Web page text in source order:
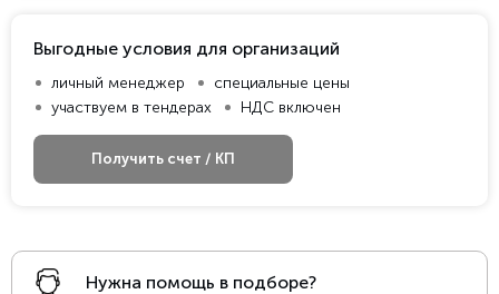
Нужна помощь в подборе?
Выгодные условия для организаций
личный менеджер
специальные цены
участвуем в тендерах
НДС включен
Получить счет / КП